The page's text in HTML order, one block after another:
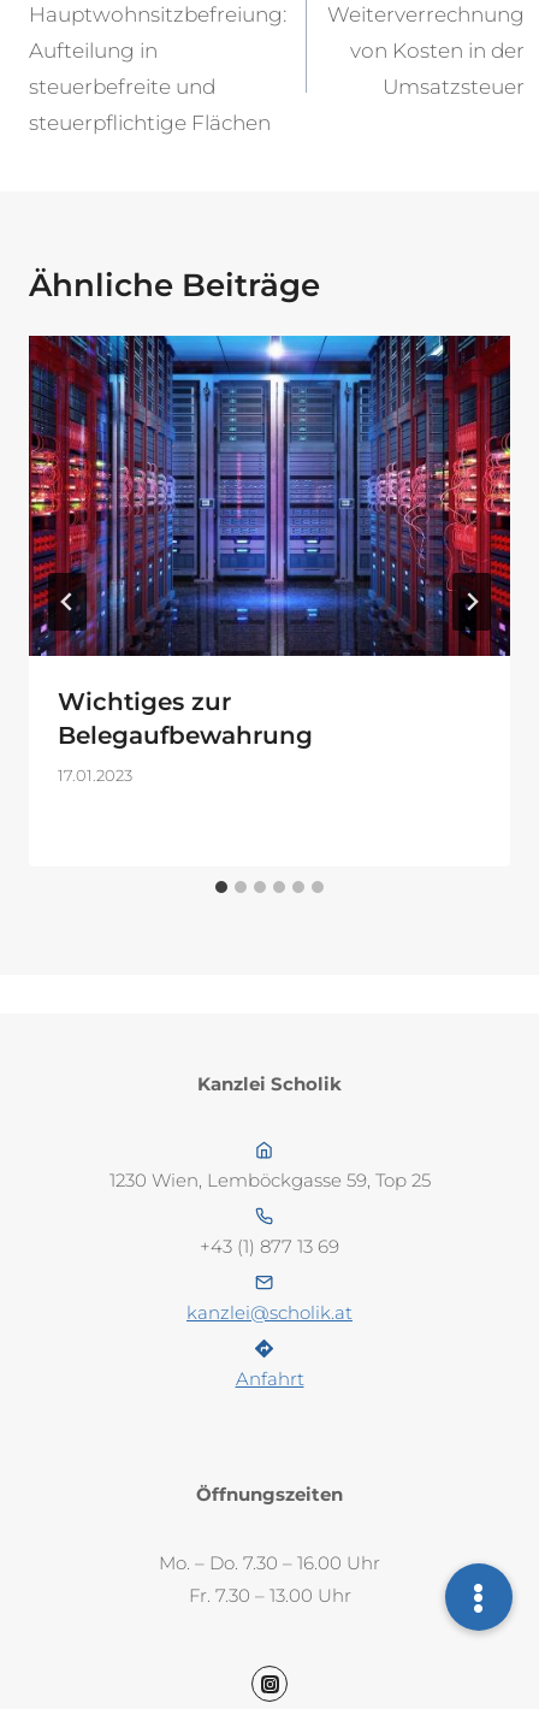
Hauptwohnsitzbefreiung:
Aufteilung in
steuerbefreite und
steuerpflichtige Flächen
Weiterverrechnung
von Kosten in der
Umsatzsteuer
Ähnliche Beiträge
Wichtiges zur
Belegaufbewahrung
17.01.2023
Kanzlei Scholik
1230 Wien, Lemböckgasse 59, Top 25
+43 (1) 877 13 69
kanzlei@scholik.at
Anfahrt
Öffnungszeiten
Mo. – Do. 7.30 – 16.00 Uhr
Fr. 7.30 – 13.00 Uhr